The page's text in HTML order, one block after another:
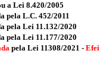
a Lei 8.420/2005
pela L.C. 452/2011
pela Lei 11.132/2020
pela Lei 11.177/2020
pela Lei 11308/2021 -